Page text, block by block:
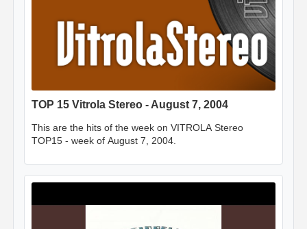
TOP 15 Vitrola Stereo - August 7, 2004
This are the hits of the week on VITROLA Stereo
TOP15 - week of August 7, 2004.